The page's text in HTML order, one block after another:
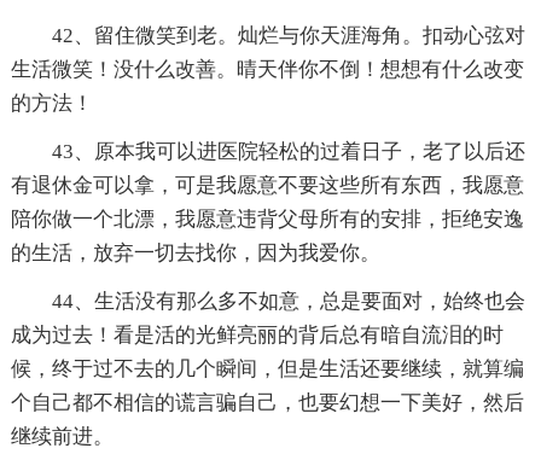
42、留住微笑到老。灿烂与你天涯海角。扣动心弦对
生活微笑！没什么改善。晴天伴你不倒！想想有什么改变
的方法！
43、原本我可以进医院轻松的过着日子，老了以后还
有退休金可以拿，可是我愿意不要这些所有东西，我愿意
陪你做一个北漂，我愿意违背父母所有的安排，拒绝安逸
的生活，放弃一切去找你，因为我爱你。
44、生活没有那么多不如意，总是要面对，始终也会
成为过去！看是活的光鲜亮丽的背后总有暗自流泪的时
候，终于过不去的几个瞬间，但是生活还要继续，就算编
个自己都不相信的谎言骗自己，也要幻想一下美好，然后
继续前进。